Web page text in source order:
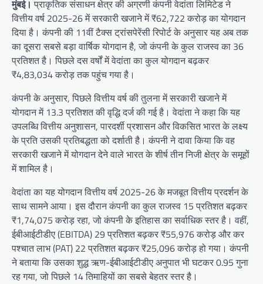
मुंबई। प्राकृतिक संसाधन क्षेत्र की अग्रणी कंपनी वेदांता लिमिटेड ने
वित्तीय वर्ष 2025-26 में सरकारी खजाने में ₹62,722 करोड़ का योगदान
दिया है। कंपनी की 11वीं टैक्स ट्रांसपेरेंसी रिपोर्ट के अनुसार यह अब तक
का दूसरा सबसे बड़ा वार्षिक योगदान है, जो कंपनी के कुल राजस्व का 36
प्रतिशत है। पिछले दस वर्षों में वेदांता का कुल योगदान बढ़कर
₹4,83,034 करोड़ तक पहुंच गया है।
कंपनी के अनुसार, पिछले वित्तीय वर्ष की तुलना में सरकारी खजाने में
योगदान में 13.3 प्रतिशत की वृद्धि दर्ज की गई है। वेदांता ने कहा कि यह
उपलब्धि वित्तीय अनुशासन, पारदर्शी प्रशासन और विकसित भारत के लक्ष्य
के प्रति उसकी प्रतिबद्धता को दर्शाती है। कंपनी ने दावा किया कि वह
सरकारी खजाने में योगदान देने वाले भारत के शीर्ष तीन निजी क्षेत्र के समूहों
में शामिल है।
वेदांता का यह योगदान वित्तीय वर्ष 2025-26 के मजबूत वित्तीय प्रदर्शन के
साथ सामने आया। इस दौरान कंपनी का कुल राजस्व 15 प्रतिशत बढ़कर
₹1,74,075 करोड़ रहा, जो कंपनी के इतिहास का सर्वाधिक स्तर है। वहीं,
ईबीआईटीडीए (EBITDA) 29 प्रतिशत बढ़कर ₹55,976 करोड़ और कर
पश्चात लाभ (PAT) 22 प्रतिशत बढ़कर ₹25,096 करोड़ हो गया। कंपनी
ने बताया कि उसका शुद्ध ऋण-ईबीआईटीडीए अनुपात भी घटकर 0.95 गुना
रह गया, जो पिछले 14 तिमाहियों का सबसे बेहतर स्तर है।